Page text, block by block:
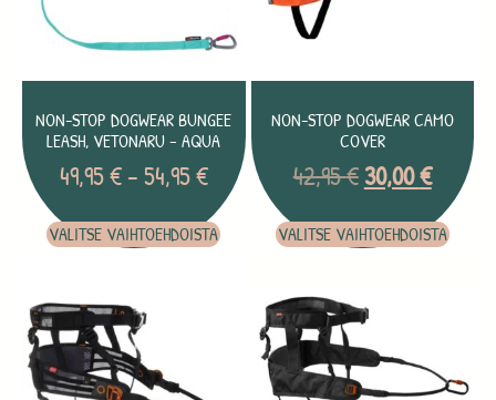
NON-STOP DOGWEAR BUNGEE
LEASH, VETONARU – AQUA
49,95€ –54,95€
VALITSE VAIHTOEHDOISTA
NON-STOP DOGWEAR CAMO
COVER
42,95€ 30,00€
VALITSE VAIHTOEHDOISTA